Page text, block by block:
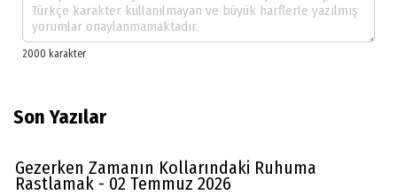
Son Yazılar
Gezerken Zamanın Kollarındaki Ruhuma
Rastlamak - 02 Temmuz 2026